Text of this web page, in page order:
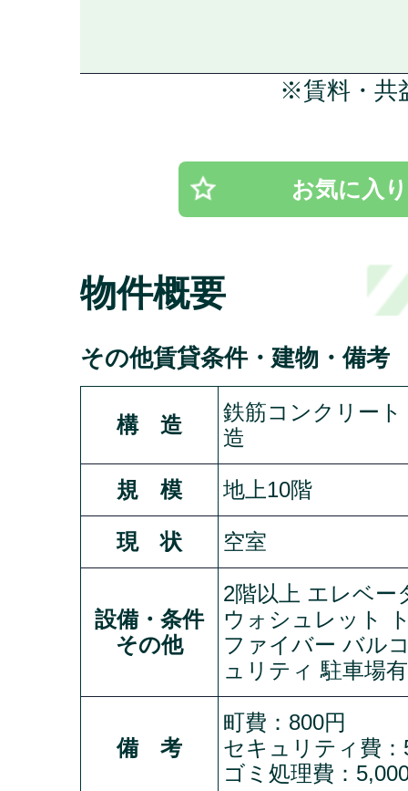
※賃料・共
お気に入
物件概要
その他賃貸条件・建物・備考
構 造
鉄筋コンクリート
造
規 模 地上10階
現 状 空室
設備・条件
その他
2階以上 エレベー
ウォシュレット
ファイバー バル
ュリティ 駐車場
備 考
町費：800円
セキュリティ費
ゴミ処理費：